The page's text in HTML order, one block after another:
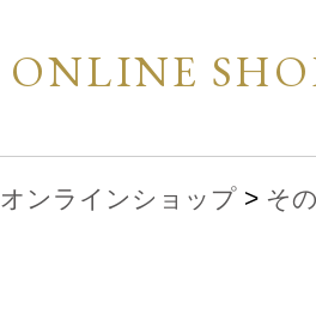
ONLINE
オンラインショップ > そ